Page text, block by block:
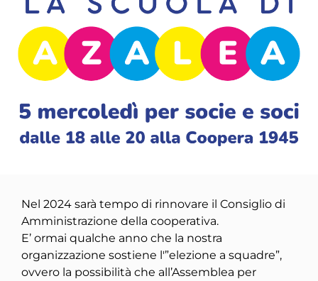
Nel 2024 sarà tempo di rinnovare il Consiglio di
Amministrazione della cooperativa.
E’ ormai qualche anno che la nostra
organizzazione sostiene l'”elezione a squadre”,
ovvero la possibilità che all’Assemblea per